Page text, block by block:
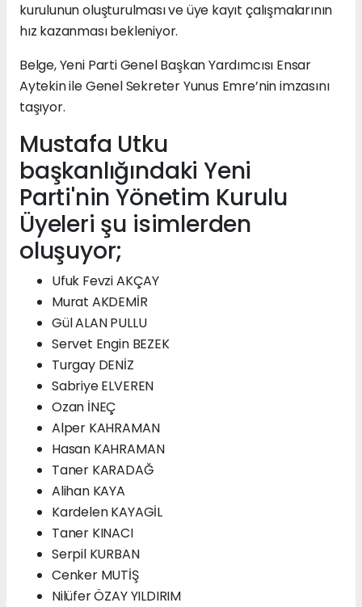
kurulunun oluşturulması ve üye kayıt çalışmalarının
hız kazanması bekleniyor.
Belge, Yeni Parti Genel Başkan Yardımcısı Ensar
Aytekin ile Genel Sekreter Yunus Emre’nin imzasını
taşıyor.
Mustafa Utku
başkanlığındaki Yeni
Parti'nin Yönetim Kurulu
Üyeleri şu isimlerden
oluşuyor;
Ufuk Fevzi AKÇAY
Murat AKDEMİR
Gül ALAN PULLU
Servet Engin BEZEK
Turgay DENİZ
Sabriye ELVEREN
Ozan İNEÇ
Alper KAHRAMAN
Hasan KAHRAMAN
Taner KARADAĞ
Alihan KAYA
Kardelen KAYAGİL
Taner KINACI
Serpil KURBAN
Cenker MUTİŞ
Nilüfer ÖZAY YILDIRIM